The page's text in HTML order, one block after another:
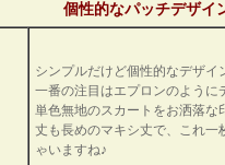
個性的なパッチデザイ
シンプルだけど個性的なデザイ
一番の注目はエプロンのように
単色無地のスカートをお洒落
丈も長めのマキシ丈で、これ一
ゃいますね♪